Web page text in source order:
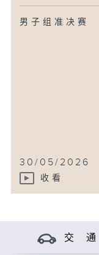
男子组准决赛
30/05/2026
收看
交 通